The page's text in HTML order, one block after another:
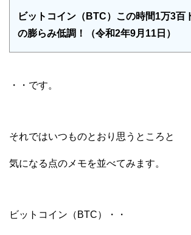
ビットコイン（BTC）この時間1万3百
の膨らみ低調！（令和2年9月11日）
・・です。
それではいつものとおり思うところと
気になる点のメモを並べてみます。
ビットコイン（BTC）・・